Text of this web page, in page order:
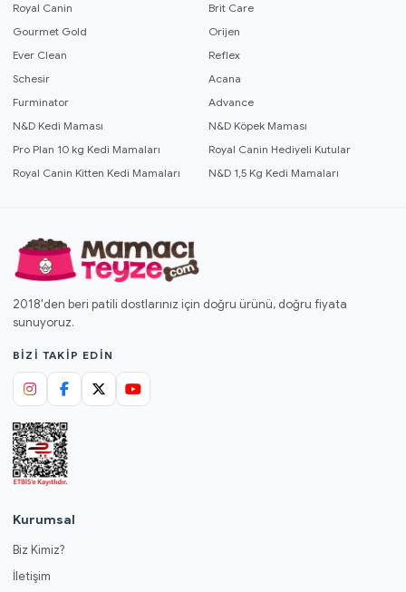
Royal Canin
Brit Care
Gourmet Gold
Orijen
Ever Clean
Reflex
Schesir
Acana
Furminator
Advance
N&D Kedi Maması
N&D Köpek Maması
Pro Plan 10 kg Kedi Mamaları
Royal Canin Hediyeli Kutular
Royal Canin Kitten Kedi Mamaları
N&D 1,5 Kg Kedi Mamaları
2018'den beri patili dostlarınız için doğru ürünü, doğru fiyata
sunuyoruz.
BIZI TAKIP EDIN
Kurumsal
Biz Kimiz?
İletişim